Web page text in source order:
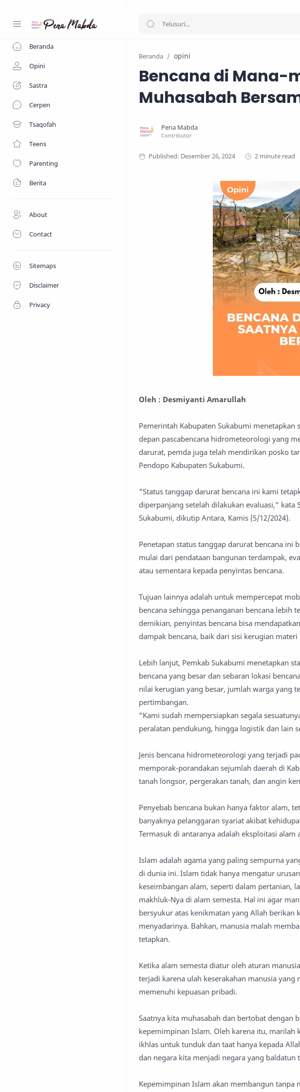
Beranda
Opini
Sastra
Cerpen
Tsaqofah
Teens
Parenting
Berita
About
Contact
Sitemaps
Disclaimer
Privacy
Beranda opini
Bencana di Mana-
Muhasabah
2 minute read
Oleh : Desmiyanti Amarullah
Pemerintah Kabupaten Sukabumi
depan pascabencana hidrometeorologi yang
darurat, pemda juga telah mendirikan posko
Pendopo Kabupaten Sukabumi.
"Status tanggap darurat bencana ini kami
diperpanjang setelah dilakukan evaluasi," kata
Sukabumi, dikutip Antara, Kamis (5/12/2024).
Penetapan status tanggap darurat bencana ini
mulai dari pendataan bangunan terdampak,
atau sementara kepada penyintas bencana.
Tujuan lainnya adalah untuk mempercepat
bencana sehingga penanganan bencana lebih
demikian, penyintas bencana bisa
dampak bencana, baik dari sisi kerugian
Lebih lanjut, Pemkab Sukabumi menetapkan
bencana yang besar dan sebaran lokasi
nilai kerugian yang besar, jumlah warga yang
pertimbangan.
"Kami sudah mempersiapkan segala
peralatan pendukung, hingga logistik dan lain
Jenis bencana hidrometeorologi yang terjadi
memporak-porandakan sejumlah daerah di
tanah longsor, pergerakan tanah, dan angin
Penyebab bencana bukan hanya faktor alam,
banyaknya pelanggaran syariat akibat
Termasuk di antaranya adalah eksploitasi alam
Islam adalah agama yang paling sempurna
di dunia ini. Islam tidak hanya mengatur
keseimbangan alam, seperti dalam pertanian,
makhluk-Nya di alam semesta. Hal ini agar
bersyukur atas kenikmatan yang Allah berikan
menyadarinya. Bahkan, manusia malah
tetapkan.
Ketika alam semesta diatur oleh aturan
terjadi karena ulah keserakahan manusia
memenuhi kepuasan pribadi.
Saatnya kita muhasabah dan bertobat dengan
kepemimpinan Islam. Oleh karena itu, marilah
ikhlas untuk tunduk dan taat hanya kepada
dan negara kita menjadi negara yang
Kepemimpinan Islam akan membangun tanpa